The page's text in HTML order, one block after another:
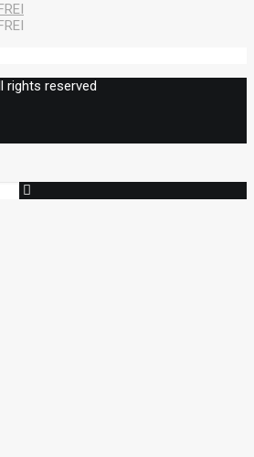
rights reserved